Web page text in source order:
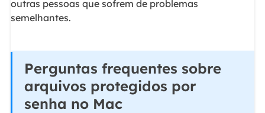
outras pessoas que sofrem de problemas
semelhantes.
Perguntas frequentes sobre
arquivos protegidos por
senha no Mac